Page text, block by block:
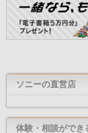
ソニーの直営店
体験・相談ができ